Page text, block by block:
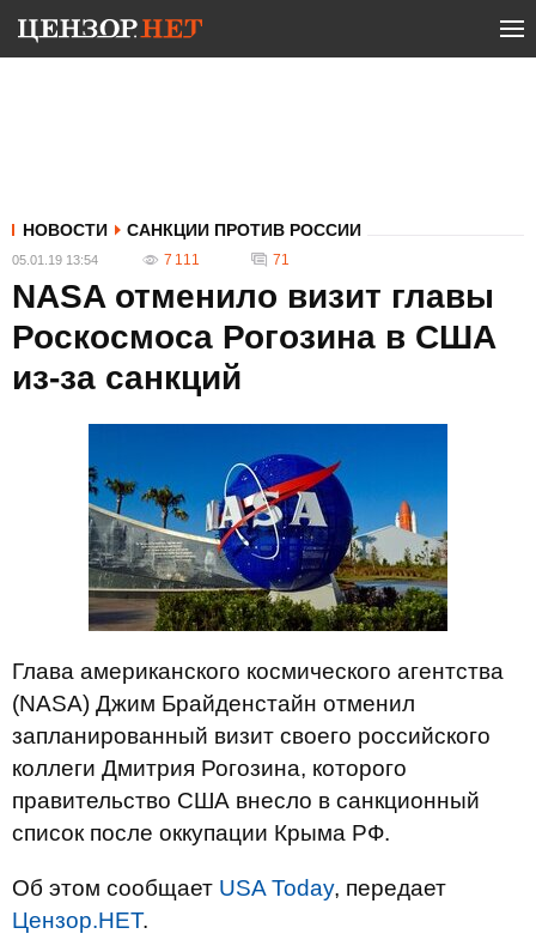
НОВОСТИ САНКЦИИ ПРОТИВ РОССИИ
05.01.19 13:54 7 111 71
NASA отменило визит главы
Роскосмоса Рогозина в США
из-за санкций
Глава американского космического агентства
(NASA) Джим Брайденстайн отменил
запланированный визит своего российского
коллеги Дмитрия Рогозина, которого
правительство США внесло в санкционный
список после оккупации Крыма РФ.
Об этом сообщает USA Today, передает
Цензор.НЕТ.